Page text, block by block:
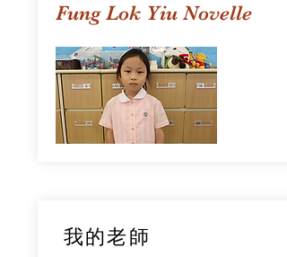
Fung Lok Yiu Novelle
我的老師